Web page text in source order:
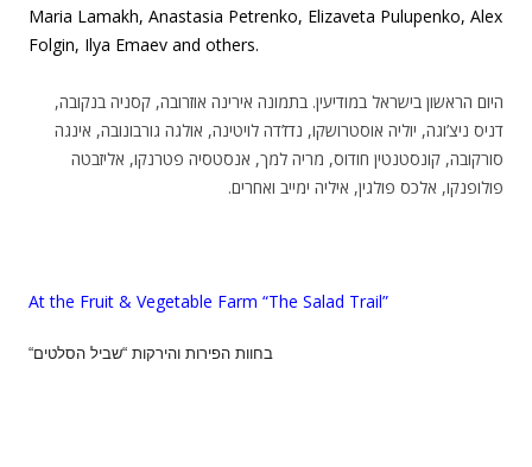
Maria Lamakh, Anastasia Petrenko, Elizaveta Pulupenko, Alex
Folgin, Ilya Emaev and others.
היום הראשון בישראל במודיעין. בתמונה אירינה אוזרובה, קסניה בנקובה,
דניס ניצ’וגה, יוליה אוסטרושקו, נדז’דה לויטינה, אולגה גורבונובה, אינגה
סורקובה, קונסטנטין חודוס, מריה למך, אנסטסיה פטרנקו, אליזבטה
פולופנקו, אלכס פולגין, איליה ימייב ואחרים.
At the Fruit & Vegetable Farm “The Salad Trail”
“בחוות הפירות והירקות “שביל הסלטים